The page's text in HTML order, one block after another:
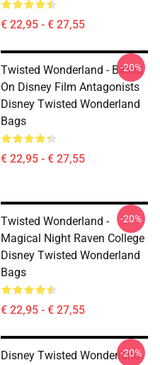
€ 22,95 - € 27,55
Twisted Wonderland - Based
On Disney Film Antagonists
Disney Twisted Wonderland
Bags
€ 22,95 - € 27,55
-20%
Twisted Wonderland -
Magical Night Raven College
Disney Twisted Wonderland
Bags
€ 22,95 - € 27,55
-20%
Disney Twisted Wonderland
-20%